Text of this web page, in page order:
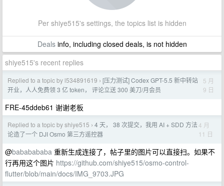
Per shiye515's settings, the topics list is hidden
Dealsinfo, including closed deals, is not hidden
shiye515's recent replies
Replied to a topic by l534891619 › [压力测试] Codex GPT-5.5 新中转站
开业，人人免费领 3 亿 token， 评论立送 300 美刀/月会员
5 月
9 日
FRE-45ddeb61 谢谢老板
Replied to a topic by shiye515 › 4 天， 38 次提交，我用 AI + SDD 方法
论造了一个 DJI Osmo 第三方遥控器
4 月
11 日
@bababababa 重新生成连接了，帖子里的图片可以直接扫。如果不
行再用这个图片 https://github.com/shiye515/osmo-control-
flutter/blob/main/docs/IMG_9703.JPG